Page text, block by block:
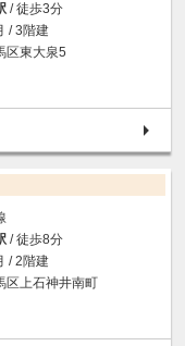
/ 徒歩3分
/ 3階建
区東大泉5
/ 徒歩8分
/ 2階建
区上石神井南町